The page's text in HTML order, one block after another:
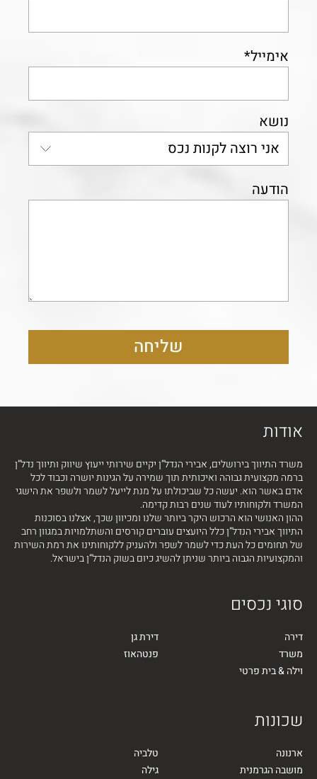
אימייל*
נושא
הודעה
שליחה
אודות
משרד התיווך בירושלים, אבירי הנדל”ן יקיים שירותי ייעוץ שיווק ותיווך נדל”ן
ברמה מקצועית גבוהה ואיכותית תוך שמירה על הגינות יושרה וכבוד לכל
אדם באשר הוא. יעשה כל שביכולתו על מנת לייעל לשמר ולשפר את הישגי
המשרד ולקוחותיו לעוד שנים רבות קדימה.
ההון האנושי הוא הרכוש היקר ביותר שלנו ומכיוון שכך, אצלנו בסוכנות
התיווך אבירי הנדל”ן כלל היועצים עוברים קורסים והשתלמויות במגוון רחב
של תחומים כל העת כדי לשמר לשפר ולהעניק ללקוחותינו את רמת השירות
והמקצועיות הגבוה ביותר שניתן להשיג כיום בשוק הנדל”ן בישראל.
סוגי נכסים
דירה
דירת גן
משרד
פנטהאוז
וילה & בית פרטי
שכונות
ארנונה
טלביה
מושבה הגרמנית
גילה